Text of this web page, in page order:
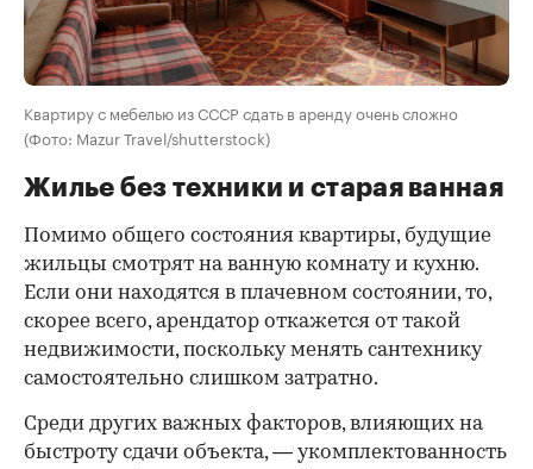
Квартиру с мебелью из СССР сдать в аренду очень сложно
(Фото: Mazur Travel/shutterstock)
Жилье без техники и старая ванная
Помимо общего состояния квартиры, будущие
жильцы смотрят на ванную комнату и кухню.
Если они находятся в плачевном состоянии, то,
скорее всего, арендатор откажется от такой
недвижимости, поскольку менять сантехнику
самостоятельно слишком затратно.
Среди других важных факторов, влияющих на
быстроту сдачи объекта, — укомплектованность